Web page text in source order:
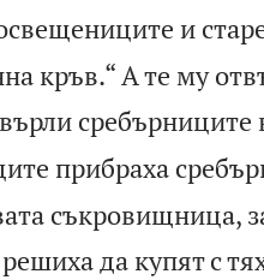
и
кръв.“ А те му
сребърниците
прибраха
съкровищница,
да купят с